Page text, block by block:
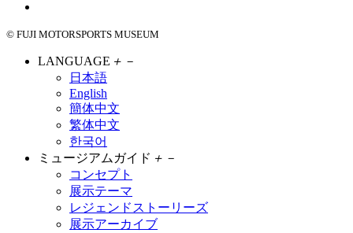
© FUJI MOTORSPORTS MUSEUM
LANGUAGE ＋ －
日本語
English
簡体中文
繁体中文
한국어
ミュージアムガイド ＋ －
コンセプト
展示テーマ
レジェンドストーリーズ
展示アーカイブ